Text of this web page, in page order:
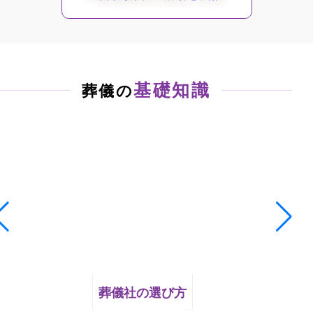
葬儀の基礎知識
葬儀社の選び方